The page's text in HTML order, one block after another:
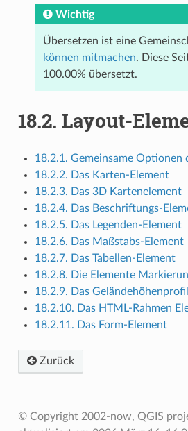
Wichtig
Übersetzen ist eine
können mitmachen. Diese
100.00% übersetzt.
18.2. Layout-
18.2.1. Gemeinsame Optionen
18.2.2. Das Karten-Element
18.2.3. Das 3D Kartenelement
18.2.4. Das Beschriftungs-
18.2.5. Das Legenden-Element
18.2.6. Das Maßstabs-Element
18.2.7. Das Tabellen-Element
18.2.8. Die Elemente
18.2.9. Das
18.2.10. Das HTML-Rahmen
18.2.11. Das Form-Element
Zurück
© Copyright 2002-now, QGIS